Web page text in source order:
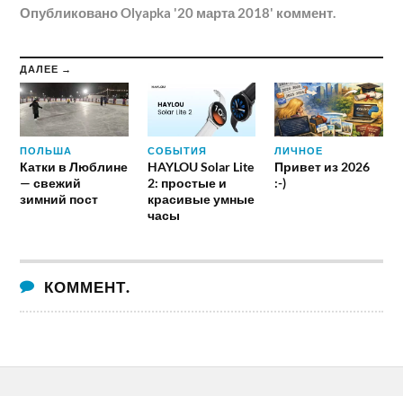
ОпубликованоOlyapka '20 марта 2018' коммент.
ДАЛЕЕ →
ПОЛЬША
Катки в Люблине
— свежий
зимний пост
СОБЫТИЯ
HAYLOU Solar Lite
2: простые и
красивые умные
часы
ЛИЧНОЕ
Привет из 2026
:-)
КОММЕНТ.